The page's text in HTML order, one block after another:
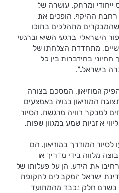
ומרתק. עושרה של
רחבת ההיקף, הופכים את
שהמבקרים מתהלכים בתוכו
הישראלי, ברגעי השיא וברגעי
מתחדדת הצלחתו של
החיוני בהידברות בין כל
בישראל..".
המוזיאון, המסכם בצורה
המוזיאון בנויה באמצעים
למבקר חוויה מרגשת. הסיור,
אוזניות שמע במגוון שפות.
לסיור המודרך במוזיאון. הם
מלווה בידי מדריך או
את הידע, הן על פעלותו של
ישראל המקבילים לתקופת
בשרם חלק נכבד מהמתועד